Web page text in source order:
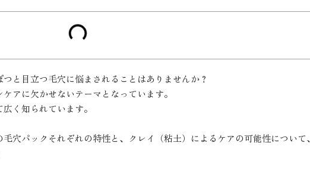
と目立つ毛穴に悩まされることはありませんか？
アに欠かせないテーマとなっています。
く知られています。
穴パックそれぞれの特性と、クレイ（粘土）によるケアの可能性について、